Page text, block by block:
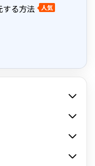
する方法
人気